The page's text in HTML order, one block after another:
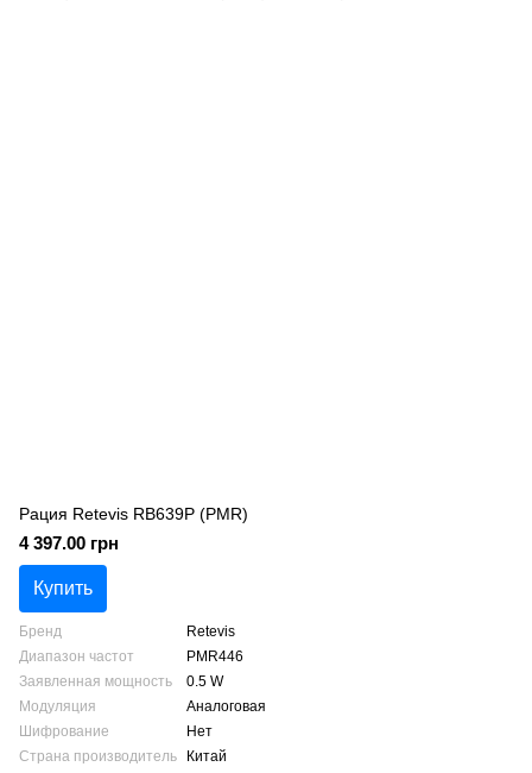
Рация Retevis RB639P (PMR)
4 397.00 грн
Купить
Бренд
Retevis
Диапазон частот
PMR446
Заявленная мощность
0.5 W
Модуляция
Аналоговая
Шифрование
Нет
Страна производитель
Китай